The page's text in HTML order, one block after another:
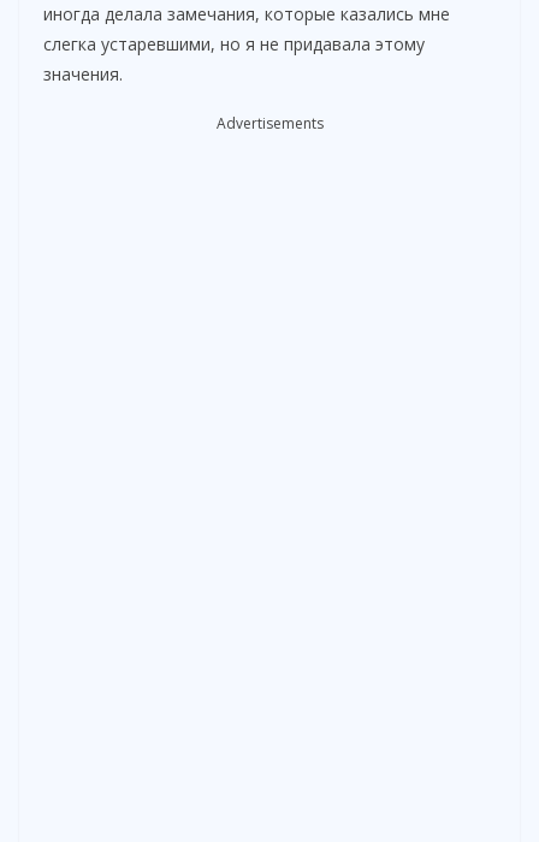
o
иногда делала замечания, которые казались мне
слегка устаревшими, но я не придавала этому
значения.
Advertisements